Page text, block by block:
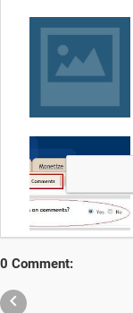
0 Comment:
